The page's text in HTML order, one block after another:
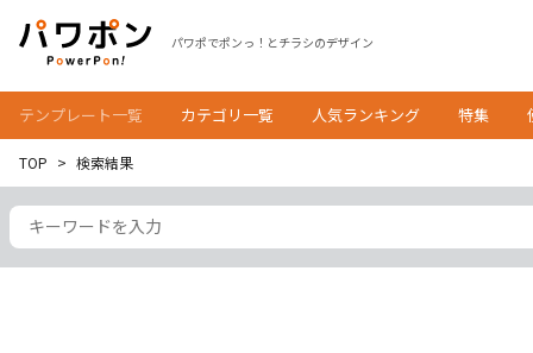
パワポでポンっ！とチラシのデザイン
テンプレート一覧 カテゴリ一覧 人気ランキング 特集
TOP 検索結果